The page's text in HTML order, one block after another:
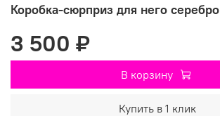
Коробка-сюрприз для него серебро
3 500 ₽
В корзину
Купить в 1 клик